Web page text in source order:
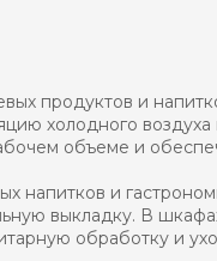
продуктов и
холодного
объеме и
напитков и
выкладку. В
обработку и